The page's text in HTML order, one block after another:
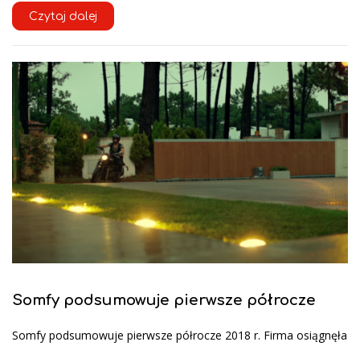
Czytaj dalej
Somfy podsumowuje pierwsze półrocze
Somfy podsumowuje pierwsze półrocze 2018 r. Firma osiągnęła